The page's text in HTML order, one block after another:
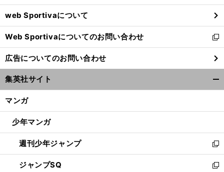
ウ
で
開
く
web Sportivaについて
Web Sportivaについてのお問い合わせ
新
し
い
ウ
ィ
ン
ウ
開
く
広告についてのお問い合わせ
集英社サイト
マンガ
少年マンガ
週刊少年ジャンプ
新
し
い
ジャンプSQ
新